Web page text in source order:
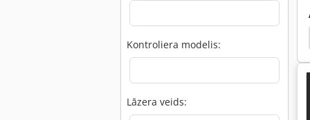
Kontroliera modelis:
Lāzera veids:
Trumpf Trumatic 500 Trumpf Quicksharp